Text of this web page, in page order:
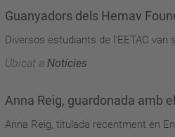
Guanyadors dels Hemav
Diversos estudiants de l'EETAC
Ubicat a Notícies
Anna Reig, guardonada amb
Anna Reig, titulada recentment en